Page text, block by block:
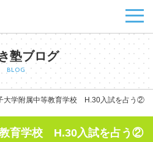
塾ブログ
BLOG
大学附属中等教育学校 H.30入試を占う②
育学校 H.30入試を占う②